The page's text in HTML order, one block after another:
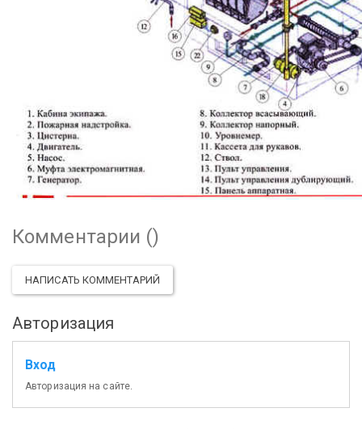
Комментарии ()
НАПИСАТЬ КОММЕНТАРИЙ
Авторизация
Вход
Авторизация на сайте.